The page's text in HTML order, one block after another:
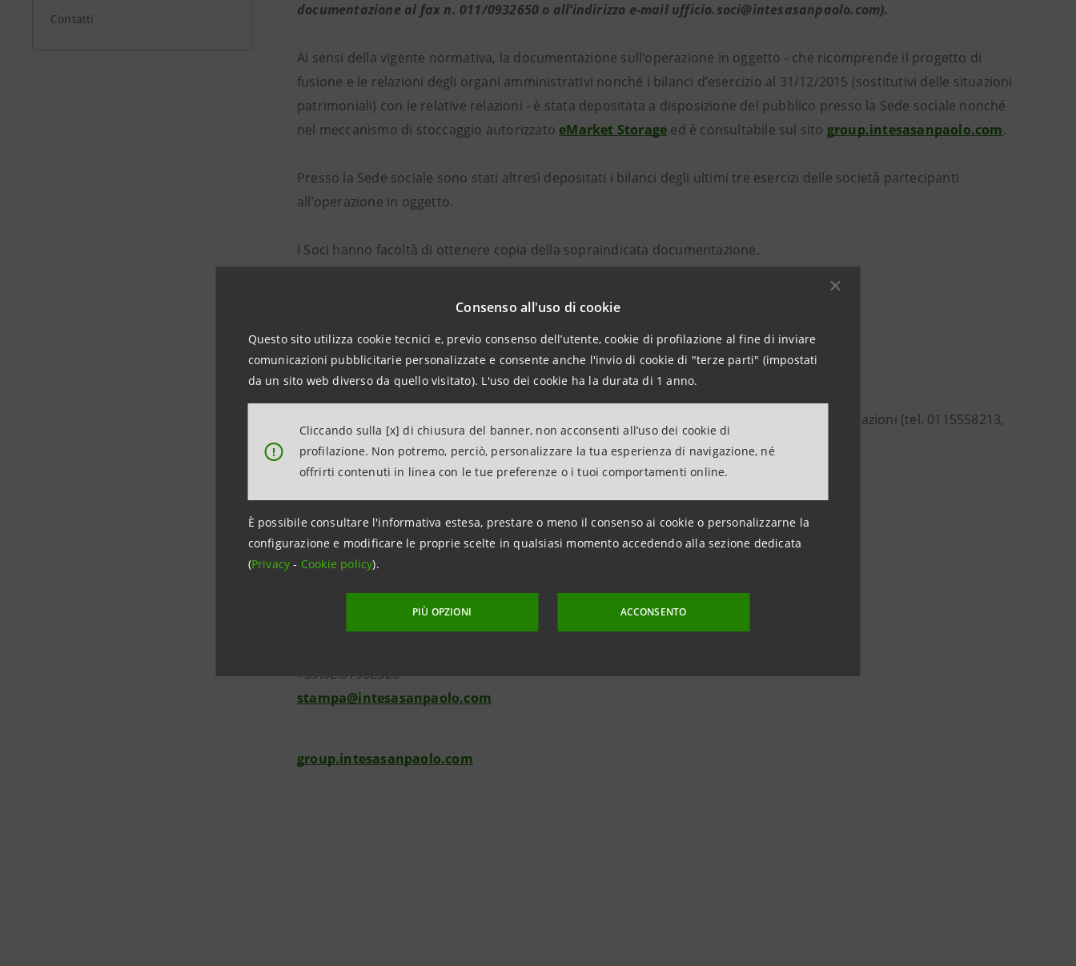
Consenso all'uso di cookie
Questo sito utilizza cookie tecnici e, previo consenso dell’utente, cookie di profilazione al fine di inviare
comunicazioni pubblicitarie personalizzate e consente anche l'invio di cookie di "terze parti" (impostati
da un sito web diverso da quello visitato). L'uso dei cookie ha la durata di 1 anno.
!
Cliccando sulla [x] di chiusura del banner, non acconsenti all’uso dei cookie di
profilazione. Non potremo, perciò, personalizzare la tua esperienza di navigazione, né
offrirti contenuti in linea con le tue preferenze o i tuoi comportamenti online.
È possibile consultare l'informativa estesa, prestare o meno il consenso ai cookie o personalizzarne la
configurazione e modificare le proprie scelte in qualsiasi momento accedendo alla sezione dedicata
(Privacy- Cookie policy).
PIÙ OPZIONI ACCONSENTO
Contatti
documentazione al fax n. 011/0932650 o all’indirizzo e-mail ufficio.soci@intesasanpaolo.com).
Ai sensi della vigente normativa, la documentazione sull’operazione in oggetto - che ricomprende il progetto di
fusione e le relazioni degli organi amministrativi nonché i bilanci d’esercizio al 31/12/2015 (sostitutivi delle situazioni
patrimoniali) con le relative relazioni - è stata depositata a disposizione del pubblico presso la Sede sociale nonché
nel meccanismo di stoccaggio autorizzato eMarket Storage ed è consultabile sul sito group.intesasanpaolo.com.
Presso la Sede sociale sono stati altresì depositati i bilanci degli ultimi tre esercizi delle società partecipanti
all’operazione in oggetto.
I Soci hanno facoltà di ottenere copia della sopraindicata documentazione.
* * *
Segreteria Societaria e Investor Relations sono a disposizione per eventuali ulteriori informazioni (tel. 0115558213,
0287943003, dalle ore 8,30 alle ore 17, e-mail: segreteria.societaria@intesasanpaolo.com;
investor.relations@intesasanpaolo.com).
Investor Relations
+39.02.87943180
investor.relations@intesasanpaolo.com
+39.02.87962326
stampa@intesasanpaolo.com
group.intesasanpaolo.com